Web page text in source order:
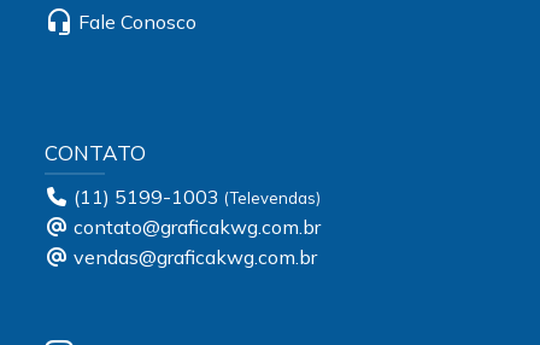
headset_mic Fale Conosco
CONTATO
(11) 5199-1003
contato@graficakwg.com.br
vendas@graficakwg.com.br